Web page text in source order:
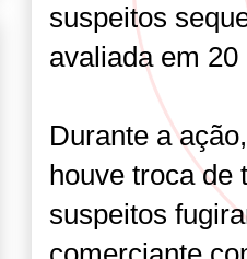
suspeitos
avaliada em
Durante a
houve troca de
suspeitos